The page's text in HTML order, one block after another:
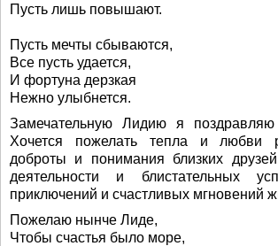
Пусть лишь повышают.
Пусть мечты сбываются,
Все пусть удается,
И фортуна дерзкая
Нежно улыбнется.
Замечательную Лидию я
Хочется пожелать тепла и любви
доброты и понимания близких
деятельности и блистательных
приключений и счастливых мгновений
Пожелаю нынче Лиде,
Чтобы счастья было море,